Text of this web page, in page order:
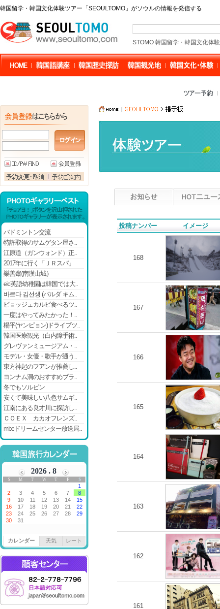
韓国留学・韓国文化体験ツアー「SEOULTOMO」がソウルの情報を発信する
STOMO 韓国留学・韓国文化体
バドミントン交流
特許取得のサムゲタン屋さ..
江原道（ガンウォンド）正..
2017年に行く「ＪＲスパ」
樂善齋(南漢山城）
eic英語幼稚園は韓国では大..
바르다 김선생 (バルダ キム..
ビョッジェカルビ食べるツ..
一度はやってみたかった！..
楊平(ヤンピョン)ドライブツ..
韓国医療観光（白内障手術..
グレヴァンミュージアム・..
モデル・女優・歌手が通う..
東方神起のフアンが推薦し..
ヨンナム洞のおすすめブラ..
冬でもソルビン
安くて美味しい八色サムギ..
江南にある良才川に探訪し..
ＣＯＥＸ カカオフレンズ..
mbcドリームセンター放送局..
カレンダー 天気 レート
投稿ナンバー イメージ
168
167
166
165
164
163
162
161